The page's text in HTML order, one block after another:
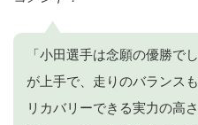
「小田選手は念願の優勝で
が上手で、走りのバランス
リカバリーできる実力の高